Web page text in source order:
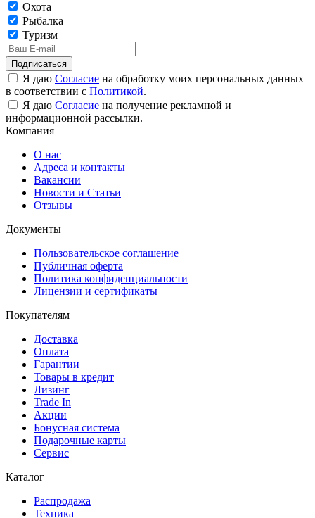
Охота
Рыбалка
Туризм
Подписаться
Я даю Согласие на обработку моих персональных данных
в соответствии с Политикой.
Я даю Согласие на получение рекламной и
информационной рассылки.
Компания
О нас
Адреса и контакты
Вакансии
Новости и Статьи
Отзывы
Документы
Пользовательское соглашение
Публичная оферта
Политика конфиденциальности
Лицензии и сертификаты
Покупателям
Доставка
Оплата
Гарантии
Товары в кредит
Лизинг
Trade In
Акции
Бонусная система
Подарочные карты
Сервис
Каталог
Распродажа
Техника